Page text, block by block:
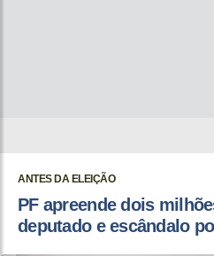
ANTES DA ELEIÇÃO
PF apreende dois
deputado e escândalo